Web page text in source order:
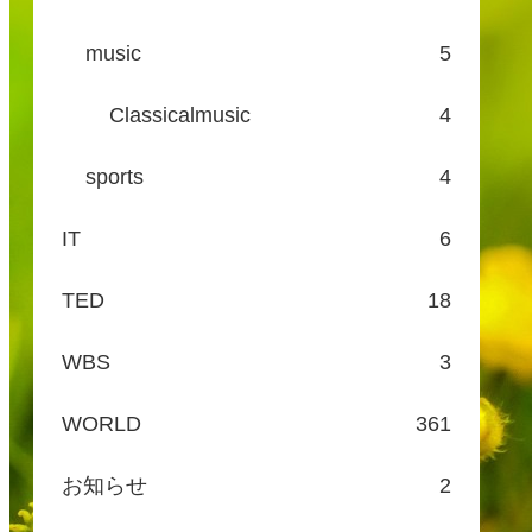
music 5
Classicalmusic 4
sports 4
IT 6
TED 18
WBS 3
WORLD 361
お知らせ 2